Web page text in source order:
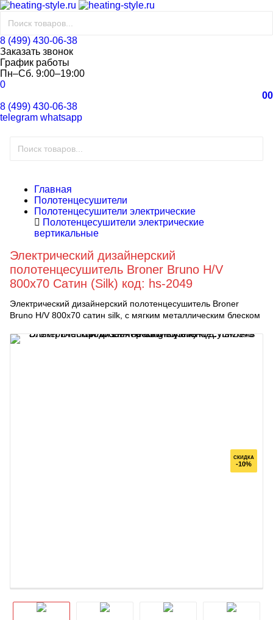
8 (499) 430-06-38
Заказать звонок
График работы
Пн–Сб. 9:00–19:00
0
00
8 (499) 430-06-38
telegram whatsapp
Главная
Полотенцесушители
Полотенцесушители электрические
Полотенцесушители электрические
вертикальные
Электрический дизайнерский
полотенцесушитель Broner Bruno H/V
800x70 Сатин (Silk) код: hs-2049
Электрический дизайнерский полотенцесушитель Broner
Bruno H/V 800x70 сатин silk, с мягким металлическим блеском
СКИДКА
-10%